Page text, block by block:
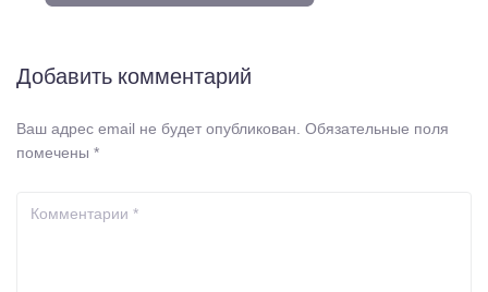
Добавить комментарий
Ваш адрес email не будет опубликован. Обязательные поля
помечены *